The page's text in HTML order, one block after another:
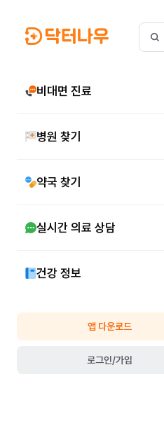
비대면 진료
병원 찾기
약국 찾기
실시간 의료 상담
건강 정보
앱 다운로드
로그인/가입